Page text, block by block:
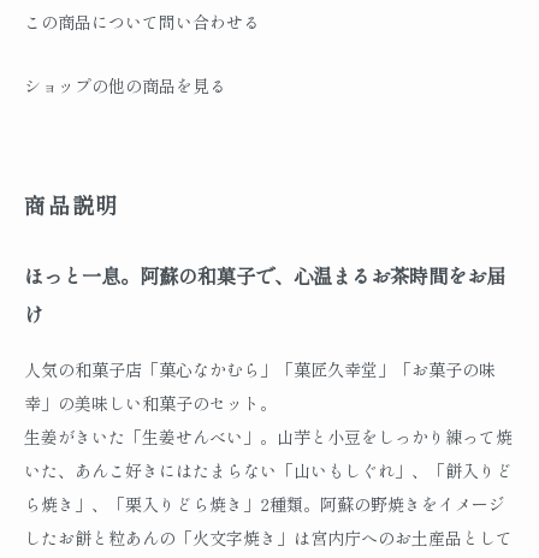
この商品について問い合わせる
ショップの他の商品を見る
商品説明
ほっと一息。阿蘇の和菓子で、心温まるお茶時間をお届
け
人気の和菓子店「菓心なかむら」「菓匠久幸堂」「お菓子の味
幸」の美味しい和菓子のセット。
生姜がきいた「生姜せんべい」。山芋と小豆をしっかり練って焼
いた、あんこ好きにはたまらない「山いもしぐれ」、「餅入りど
ら焼き」、「栗入りどら焼き」2種類。阿蘇の野焼きをイメージ
したお餅と粒あんの「火文字焼き」は宮内庁へのお土産品として